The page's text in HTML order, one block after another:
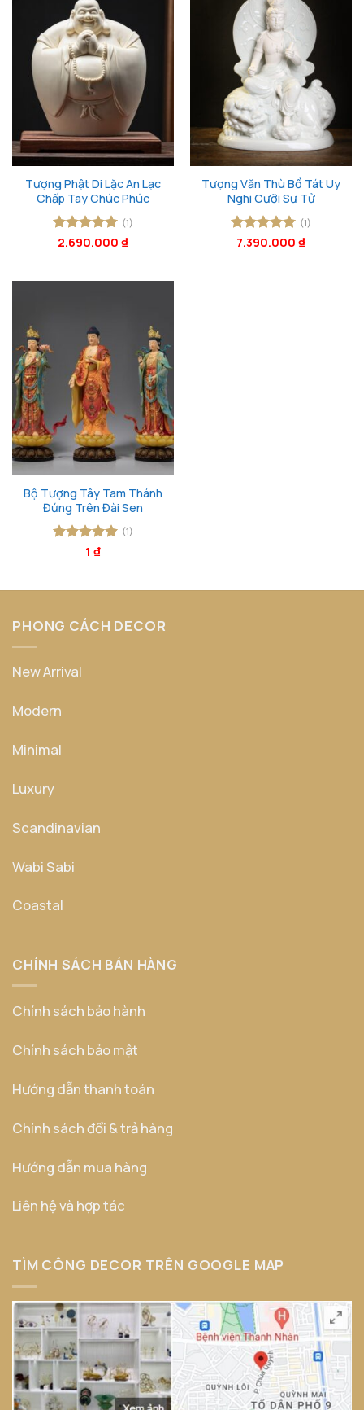
Tượng Phật Di Lặc An Lạc
Chấp Tay Chúc Phúc
Được xếp
(1)
2.690.000 ₫
Tượng Văn Thù Bồ Tát Uy
Nghi Cưỡi Sư Tử
Được xếp
(1)
7.390.000 ₫
Bộ Tượng Tây Tam Thánh
Đứng Trên Đài Sen
Được xếp
(1)
1 ₫
PHONG CÁCH DECOR
New Arrival
Modern
Minimal
Luxury
Scandinavian
Wabi Sabi
Coastal
CHÍNH SÁCH BÁN HÀNG
Chính sách bảo hành
Chính sách bảo mật
Hướng dẫn thanh toán
Chính sách đổi & trả hàng
Hướng dẫn mua hàng
Liên hệ và hợp tác
TÌM CÔNG DECOR TRÊN GOOGLE MAP